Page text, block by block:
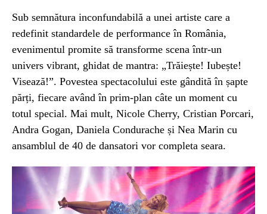
Sub semnătura inconfundabilă a unei artiste care a
redefinit standardele de performance în România,
evenimentul promite să transforme scena într-un
univers vibrant, ghidat de mantra: „Trăiește! Iubește!
Visează!”. Povestea spectacolului este gândită în șapte
părți, fiecare având în prim-plan câte un moment cu
totul special. Mai mult, Nicole Cherry, Cristian Porcari,
Andra Gogan, Daniela Condurache și Nea Marin cu
ansamblul de 40 de dansatori vor completa seara.